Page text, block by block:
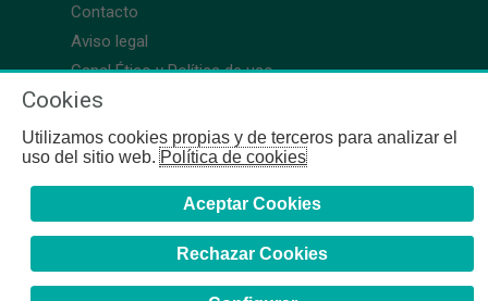
Contacto
Aviso legal
Canal Ético y Política de uso
Cookies
Utilizamos cookies propias y de terceros para analizar el
uso del sitio web.Política de cookies
Aceptar Cookies
Rechazar Cookies